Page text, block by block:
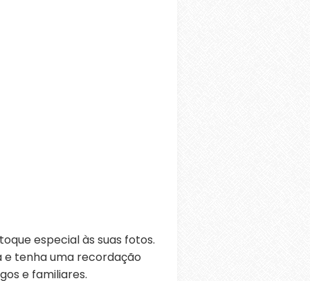
especial às suas fotos.
e tenha uma recordação
e familiares.